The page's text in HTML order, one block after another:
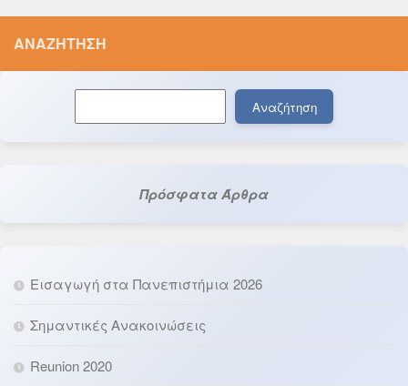
ΑΝΑΖΉΤΗΣΗ
Αναζήτηση
Πρόσφατα Άρθρα
Εισαγωγή στα Πανεπιστήμια 2026
Σημαντικές Ανακοινώσεις
Reunion 2020